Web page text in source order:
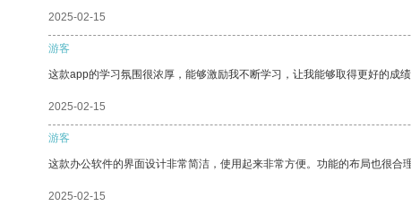
2025-02-15
游客
这款app的学习氛围很浓厚，能够激励我不断学习，让我能够取得更好的成绩
2025-02-15
游客
这款办公软件的界面设计非常简洁，使用起来非常方便。功能的布局也很合
2025-02-15